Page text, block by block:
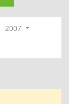
2007